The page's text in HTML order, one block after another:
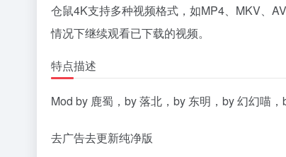
仓鼠4K支持多种视频格式，如MP4、MKV、
情况下继续观看已下载的视频。
特点描述
Mod by 鹿蜀，by 落北，by 东明，by 幻幻喵
去广告去更新纯净版